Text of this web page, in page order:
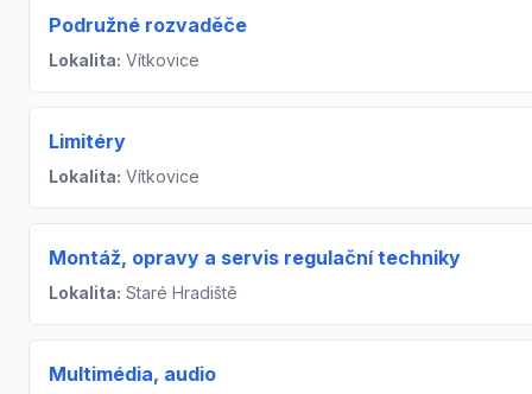
Podružné rozvaděče
Lokalita: Vítkovice
Limitéry
Lokalita: Vítkovice
Montáž, opravy a servis regulační techniky
Lokalita: Staré Hradiště
Multimédia, audio